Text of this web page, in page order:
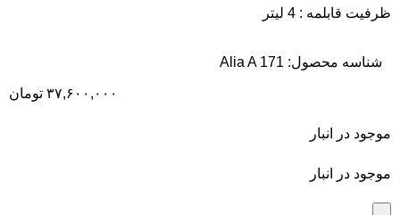
ظرفیت قابلمه : 4 لیتر
شناسه محصول: Alia A 171
۳۷,۶۰۰,۰۰۰ تومان
موجود در انبار
موجود در انبار